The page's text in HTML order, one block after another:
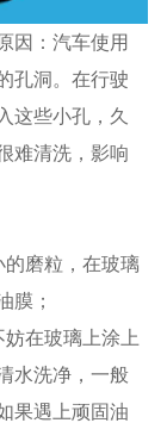
因：汽车使用
孔洞。在行驶
这些小孔，久
难清洗，影响
磨粒，在玻璃
膜；
在玻璃上涂上
水洗净，一般
果遇上顽固油